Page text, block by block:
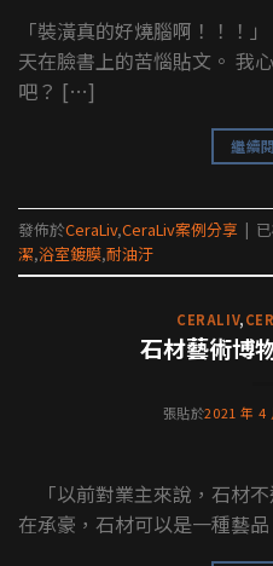
「裝潢真的好燒腦啊！！！
天在臉書上的苦惱貼文。 我
吧？ […]
繼續
發佈於CeraLiv,CeraLiv案例分享 |
潔,浴室鍍膜,耐油汙
CERALIV,
石材藝術博
張貼於2021 年 4
「以前對業主來說，石材
在承豪，石材可以是一種藝